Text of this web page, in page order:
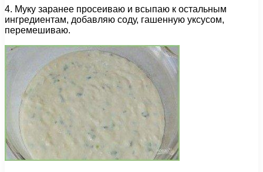
4. Муку заранее просеиваю и всыпаю к остальным
ингредиентам, добавляю соду, гашенную уксусом,
перемешиваю.